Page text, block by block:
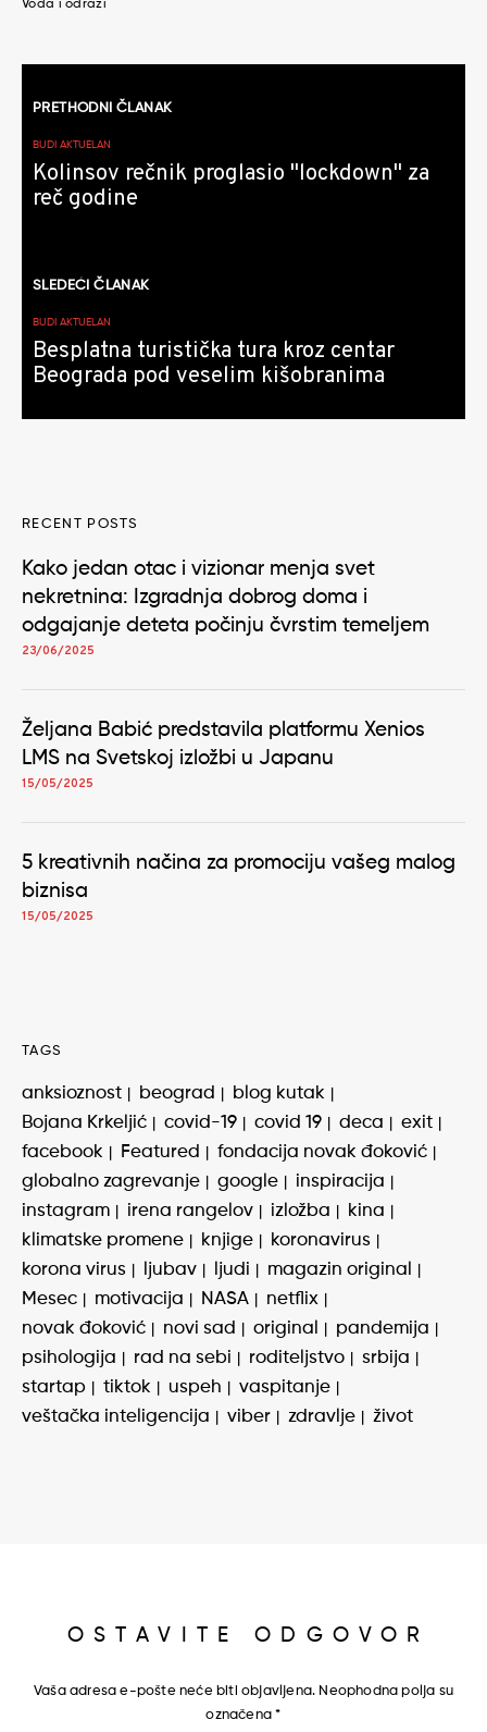
Voda i odrazi
članaka
PRETHODNI ČLANAK
BUDI AKTUELAN
Kolinsov rečnik proglasio "lockdown" za
reč godine
SLEDEĆI ČLANAK
BUDI AKTUELAN
Besplatna turistička tura kroz centar
Beograda pod veselim kišobranima
RECENT POSTS
Kako jedan otac i vizionar menja svet
nekretnina: Izgradnja dobrog doma i
odgajanje deteta počinju čvrstim temeljem
23/06/2025
Željana Babić predstavila platformu Xenios
LMS na Svetskoj izložbi u Japanu
15/05/2025
5 kreativnih načina za promociju vašeg malog
biznisa
15/05/2025
TAGS
anksioznost beograd
blog kutak
Bojana Krkeljić
covid-19 covid 19 deca
exit
facebook
Featured
fondacija novak đoković
globalno zagrevanje
google
inspiracija
instagram
irena rangelov izložba
kina
klimatske promene
knjige
koronavirus
korona virus
ljubav ljudi
magazin original
Mesec
motivacija NASA
netflix
novak đoković
novi sad original
pandemija
psihologija
rad na sebi roditeljstvo
srbija
startap
tiktok uspeh
vaspitanje
veštačka inteligencija
viber zdravlje život
OSTAVITE ODGOVOR
Vaša adresa e-pošte neće biti objavljena. Neophodna polja su
označena*